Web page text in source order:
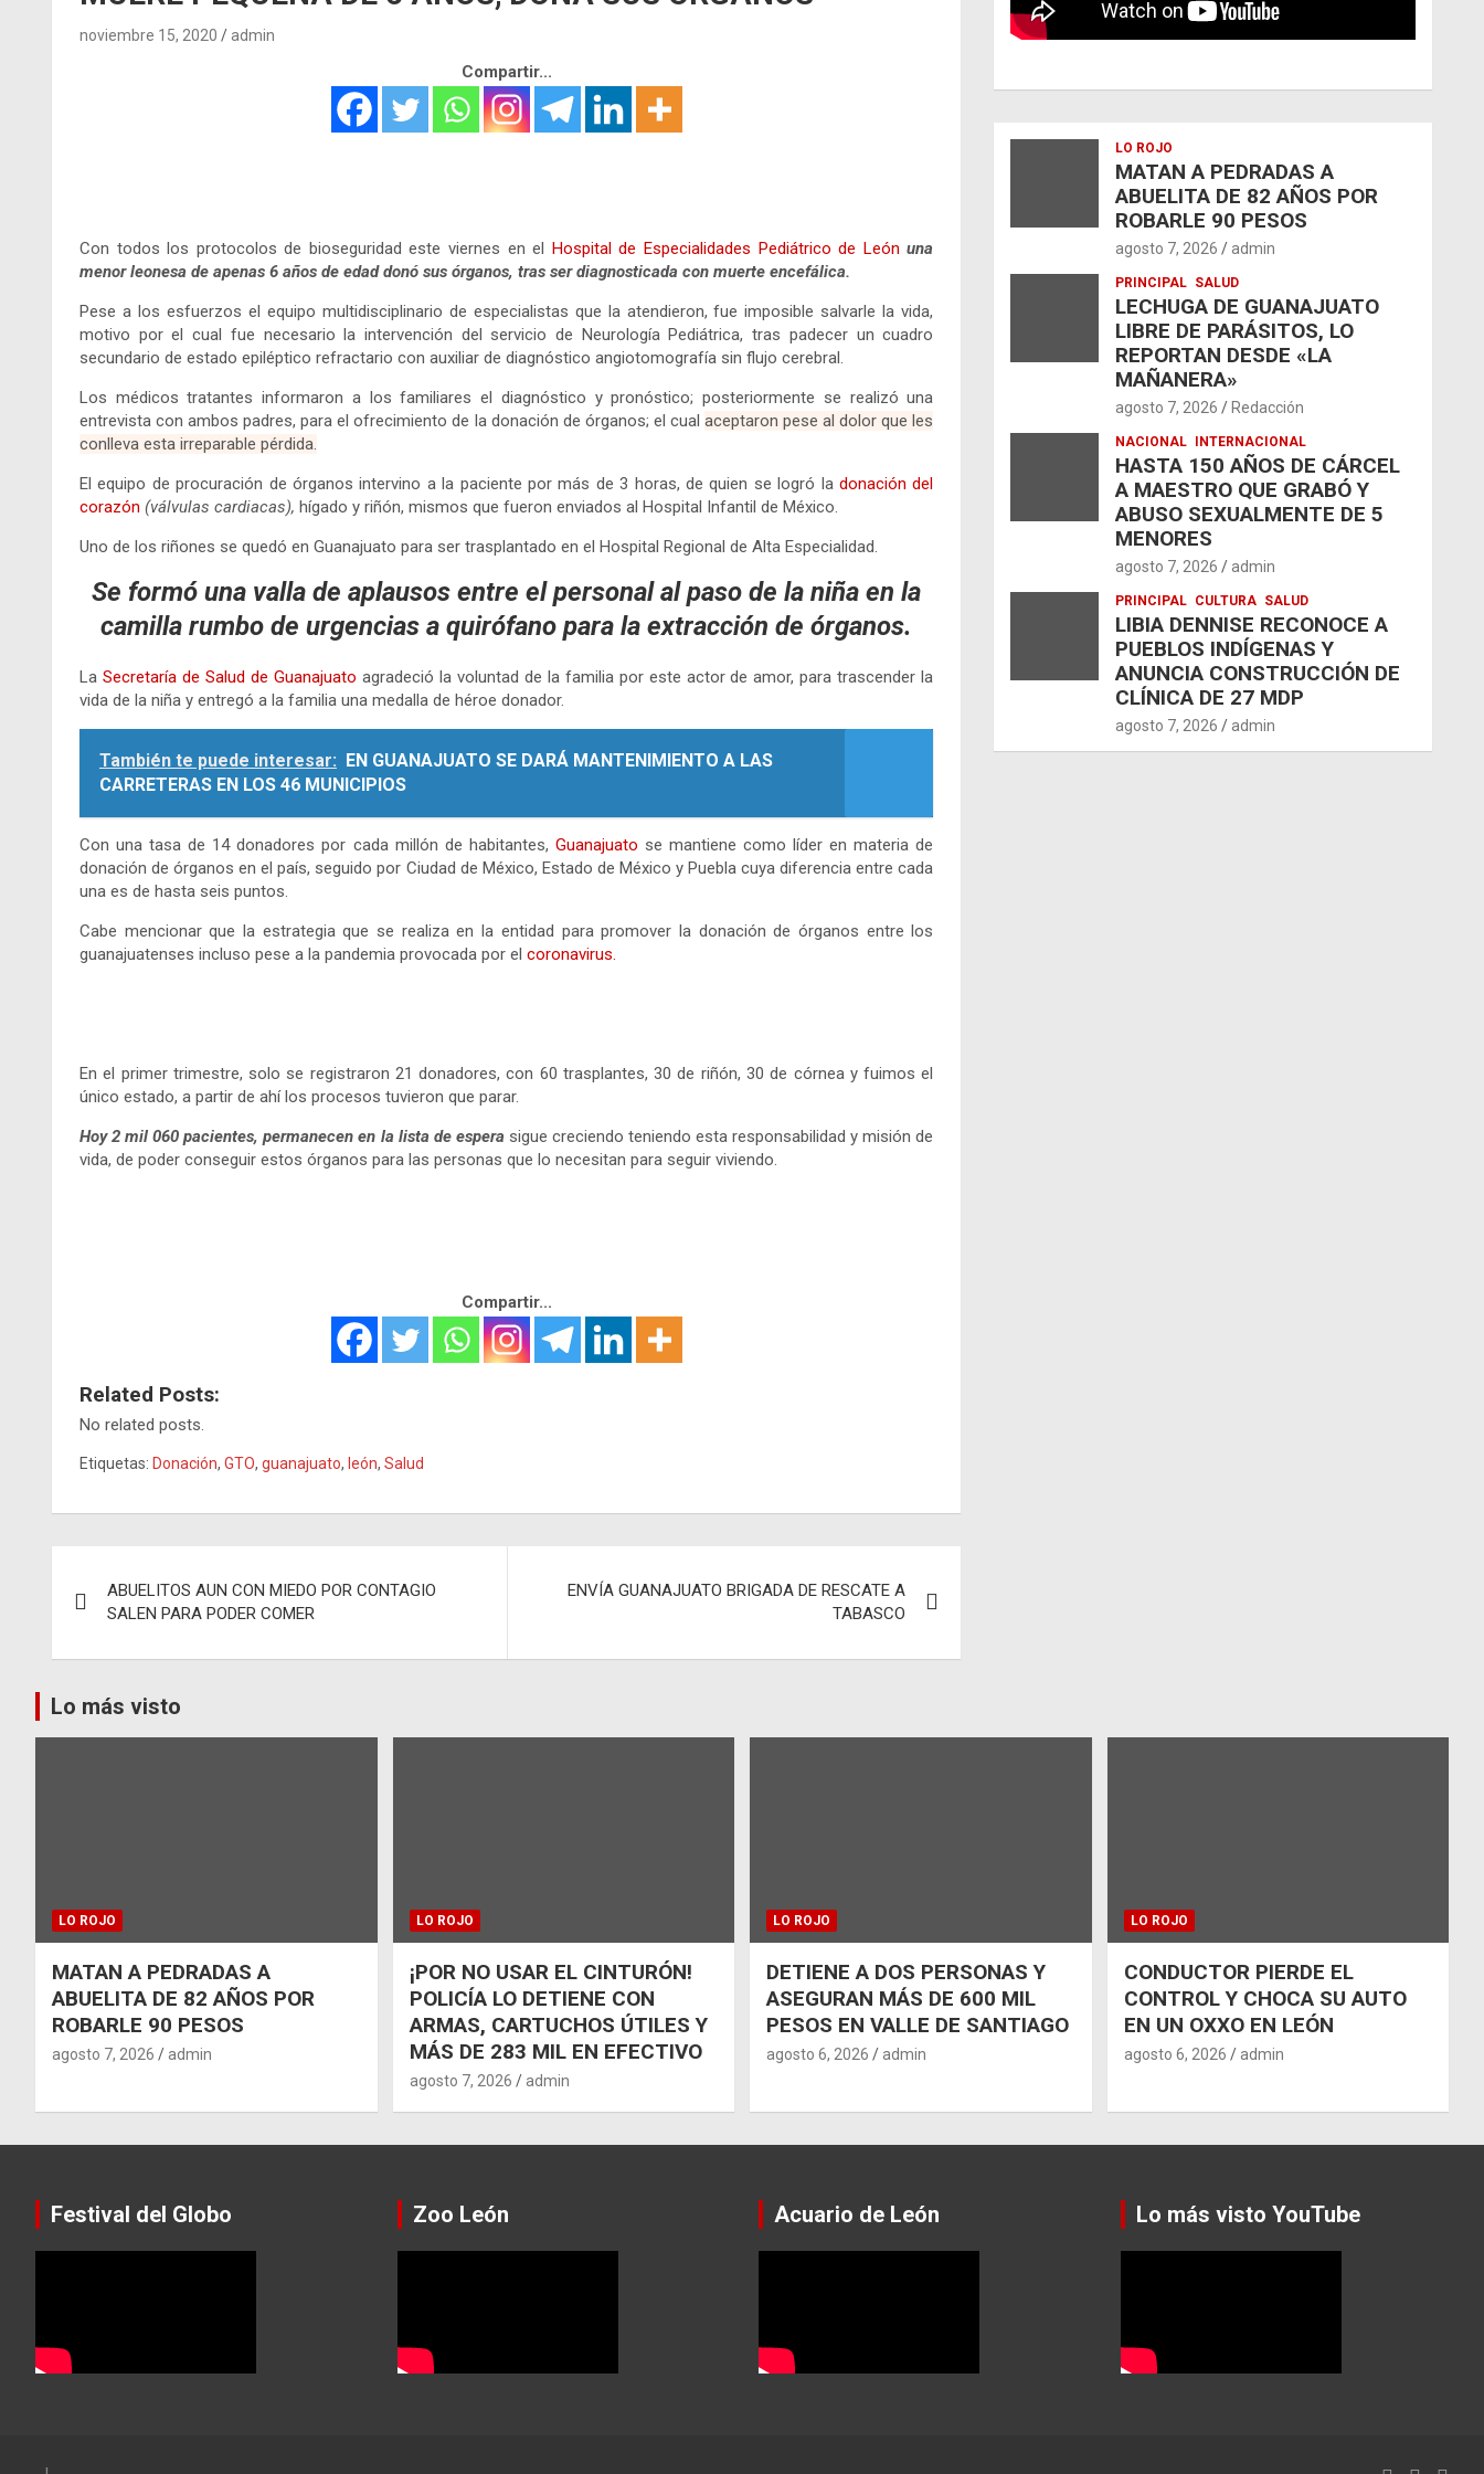
noviembre 15, 2020 admin
Compartir...
Con todos los protocolos de bioseguridad este viernes en el Hospital de Especialidades Pediátrico de León una
menor leonesa de apenas 6 años de edad donó sus órganos, tras ser diagnosticada con muerte encefálica.
Pese a los esfuerzos el equipo multidisciplinario de especialistas que la atendieron, fue imposible salvarle la vida,
motivo por el cual fue necesario la intervención del servicio de Neurología Pediátrica, tras padecer un cuadro
secundario de estado epiléptico refractario con auxiliar de diagnóstico angiotomografía sin flujo cerebral.
Los médicos tratantes informaron a los familiares el diagnóstico y pronóstico; posteriormente se realizó una
entrevista con ambos padres, para el ofrecimiento de la donación de órganos; el cual aceptaron pese al dolor que les
conlleva esta irreparable pérdida.
El equipo de procuración de órganos intervino a la paciente por más de 3 horas, de quien se logró la donación del
corazón (válvulas cardiacas), hígado y riñón, mismos que fueron enviados al Hospital Infantil de México.
Uno de los riñones se quedó en Guanajuato para ser trasplantado en el Hospital Regional de Alta Especialidad.
Se formó una valla de aplausos entre el personal al paso de la niña en la
camilla rumbo de urgencias a quirófano para la extracción de órganos.
La Secretaría de Salud de Guanajuato agradeció la voluntad de la familia por este actor de amor, para trascender la
vida de la niña y entregó a la familia una medalla de héroe donador.
También te puede interesar: EN GUANAJUATO SE DARÁ MANTENIMIENTO A LAS
CARRETERAS EN LOS 46 MUNICIPIOS
Con una tasa de 14 donadores por cada millón de habitantes, Guanajuato se mantiene como líder en materia de
donación de órganos en el país, seguido por Ciudad de México, Estado de México y Puebla cuya diferencia entre cada
una es de hasta seis puntos.
Cabe mencionar que la estrategia que se realiza en la entidad para promover la donación de órganos entre los
guanajuatenses incluso pese a la pandemia provocada por el coronavirus.
En el primer trimestre, solo se registraron 21 donadores, con 60 trasplantes, 30 de riñón, 30 de córnea y fuimos el
único estado, a partir de ahí los procesos tuvieron que parar.
Hoy 2 mil 060 pacientes, permanecen en la lista de espera sigue creciendo teniendo esta responsabilidad y misión de
vida, de poder conseguir estos órganos para las personas que lo necesitan para seguir viviendo.
Compartir...
Related Posts:
No related posts.
Etiquetas: Donación, GTO, guanajuato, león, Salud
de
entradas
ABUELITOS AUN CON MIEDO POR CONTAGIO
SALEN PARA PODER COMER
ENVÍA GUANAJUATO BRIGADA DE RESCATE A
TABASCO
LO ROJO
MATAN A PEDRADAS A
ABUELITA DE 82 AÑOS POR
ROBARLE 90 PESOS
agosto 7, 2026 admin
PRINCIPAL SALUD
LECHUGA DE GUANAJUATO
LIBRE DE PARÁSITOS, LO
REPORTAN DESDE «LA
MAÑANERA»
agosto 7, 2026 Redacción
NACIONAL INTERNACIONAL
HASTA 150 AÑOS DE CÁRCEL
A MAESTRO QUE GRABÓ Y
ABUSO SEXUALMENTE DE 5
MENORES
agosto 7, 2026 admin
PRINCIPAL CULTURA SALUD
LIBIA DENNISE RECONOCE A
PUEBLOS INDÍGENAS Y
ANUNCIA CONSTRUCCIÓN DE
CLÍNICA DE 27 MDP
agosto 7, 2026 admin
Lo más visto
LO ROJO
MATAN A PEDRADAS A
ABUELITA DE 82 AÑOS POR
ROBARLE 90 PESOS
agosto 7, 2026 admin
LO ROJO
¡POR NO USAR EL CINTURÓN!
POLICÍA LO DETIENE CON
ARMAS, CARTUCHOS ÚTILES Y
MÁS DE 283 MIL EN EFECTIVO
agosto 7, 2026 admin
LO ROJO
DETIENE A DOS PERSONAS Y
ASEGURAN MÁS DE 600 MIL
PESOS EN VALLE DE SANTIAGO
agosto 6, 2026 admin
LO ROJO
CONDUCTOR PIERDE EL
CONTROL Y CHOCA SU AUTO
EN UN OXXO EN LEÓN
agosto 6, 2026 admin
Festival del Globo Zoo León Acuario de León Lo más visto YouTube